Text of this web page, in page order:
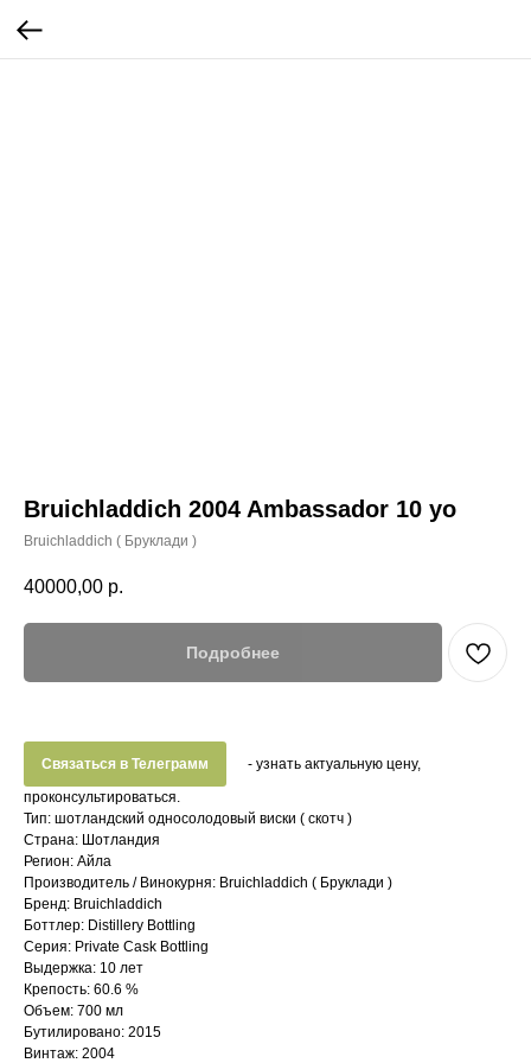
Bruichladdich 2004 Ambassador 10 yo
Bruichladdich ( Бруклади )
40000,00 р.
Подробнее
Связаться в Телеграмм
- узнать актуальную цену,
проконсультироваться.
Тип: шотландский односолодовый виски ( скотч )
Страна: Шотландия
Регион: Айла
Производитель / Винокурня: Bruichladdich ( Бруклади )
Бренд: Bruichladdich
Боттлер: Distillery Bottling
Серия: Private Cask Bottling
Выдержка: 10 лет
Крепость: 60.6 %
Объем: 700 мл
Бутилировано: 2015
Винтаж: 2004